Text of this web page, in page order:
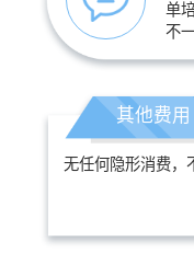
单
不
其他费用
无任何隐形消费，